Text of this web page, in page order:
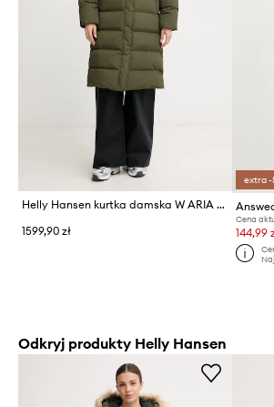
Helly Hansen kurtka damska W ARIA LONG PARKA
1599,90 zł
extra -
Cena
144,99
Odkryj produkty Helly Hansen